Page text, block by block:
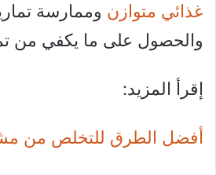
غذائي متوازن وممارسة
والحصول على ما يكفي من
إقرأ المزيد:
أفضل الطرق للتخلص من